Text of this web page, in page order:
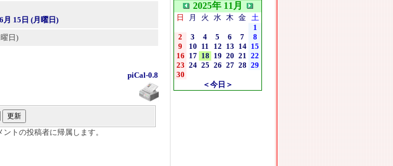
月 15日 (月曜日)
日)
piCal-0.8
トの投稿者に帰属します。
2025年 11月
日 月 火 水 木 金 土
1
2
3 4 5 6 7
8
9
10 11 12 13 14 15
16 17 18 19 20 21 22
23 24 25 26 27 28 29
30
＜今日＞